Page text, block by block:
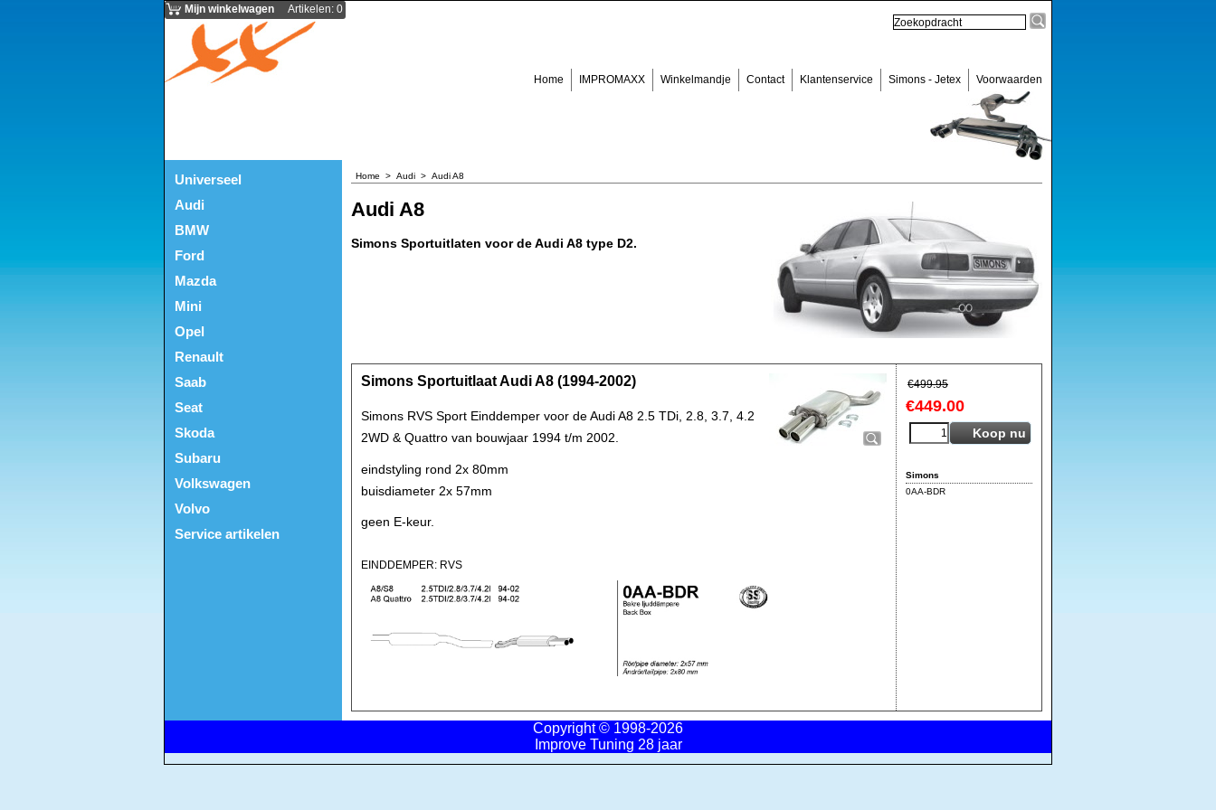
Mijn winkelwagen Artikelen: 0
Home IMPROMAXX Winkelmandje Contact Klantenservice Simons - Jetex Voorwaarden
Universeel
Audi
BMW
Ford
Mazda
Mini
Opel
Renault
Saab
Seat
Skoda
Subaru
Volkswagen
Volvo
Service artikelen
Home > Audi > Audi A8
Audi A8
Simons Sportuitlaten voor de Audi A8 type D2.
€499.95
€449.00
Koop nu
Simons
0AA-BDR
Simons Sportuitlaat Audi A8 (1994-2002)
Simons RVS Sport Einddemper voor de Audi A8 2.5 TDi, 2.8, 3.7, 4.2
2WD & Quattro van bouwjaar 1994 t/m 2002.
eindstyling rond 2x 80mm
buisdiameter 2x 57mm
geen E-keur.
EINDDEMPER: RVS
Copyright © 1998-2026
Improve Tuning 28 jaar